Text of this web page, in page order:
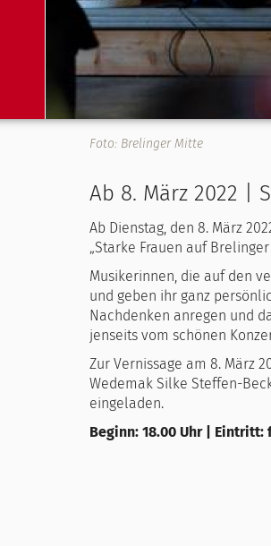
Foto: Brelinger Mitte
Ab 8. März 2022 |
Ab Dienstag, den 8. März
„Starke Frauen auf
Musikerinnen, die auf den
und geben ihr ganz
Nachdenken anregen und
jenseits vom schönen
Zur Vernissage am 8. März
Wedemak Silke Steffen-
eingeladen.
Beginn: 18.00 Uhr | Eintritt: